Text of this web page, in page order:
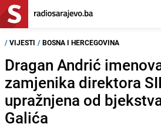
/ VIJESTI / BOSNA I HERCEGOVINA
Dragan Andrić
zamjenika direktora
upražnjena od
Galića